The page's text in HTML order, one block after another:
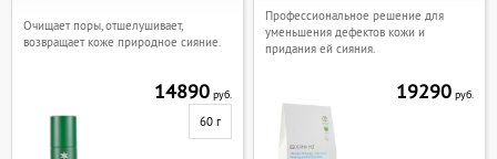
Очищает поры, отшелушивает,
возвращает коже природное сияние.
14890руб.
60 г
Профессиональное решение для
уменьшения дефектов кожи и
придания ей сияния.
19290руб.